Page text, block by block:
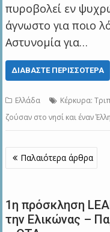
πυροβολεί εν
άγνωστο για ποιο
Αστυνομία για…
ΔΙΑΒΆΣΤΕ ΠΕΡΙΣΣΌΤΕΡΑ
Ελλάδα
Κέρκυρα:
ζούσαν στο νησί και έναν
Πλοήγηση
άρθρων
Παλαιότερα άρθρα
1η πρόσκληση
την Ελικώνας –